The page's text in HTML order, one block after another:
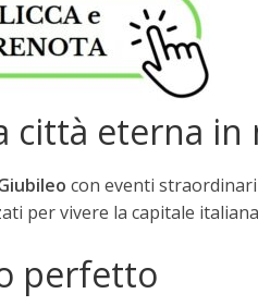
città eterna
con eventi
per vivere la capitale
perfetto